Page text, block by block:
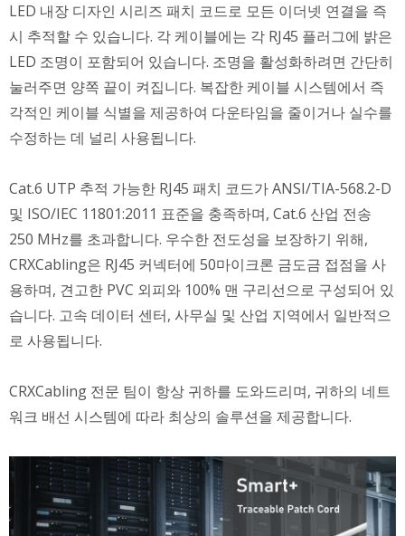
LED 내장 디자인 시리즈 패치 코드로 모든 이더넷 연결을 즉
시 추적할 수 있습니다. 각 케이블에는 각 RJ45 플러그에 밝은
LED 조명이 포함되어 있습니다. 조명을 활성화하려면 간단히
눌러주면 양쪽 끝이 켜집니다. 복잡한 케이블 시스템에서 즉
각적인 케이블 식별을 제공하여 다운타임을 줄이거나 실수를
수정하는 데 널리 사용됩니다.
Cat.6 UTP 추적 가능한 RJ45 패치 코드가 ANSI/TIA-568.2-D
및 ISO/IEC 11801:2011 표준을 충족하며, Cat.6 산업 전송
250 MHz를 초과합니다. 우수한 전도성을 보장하기 위해,
CRXCabling은 RJ45 커넥터에 50마이크론 금도금 접점을 사
용하며, 견고한 PVC 외피와 100% 맨 구리선으로 구성되어 있
습니다. 고속 데이터 센터, 사무실 및 산업 지역에서 일반적으
로 사용됩니다.
CRXCabling 전문 팀이 항상 귀하를 도와드리며, 귀하의 네트
워크 배선 시스템에 따라 최상의 솔루션을 제공합니다.